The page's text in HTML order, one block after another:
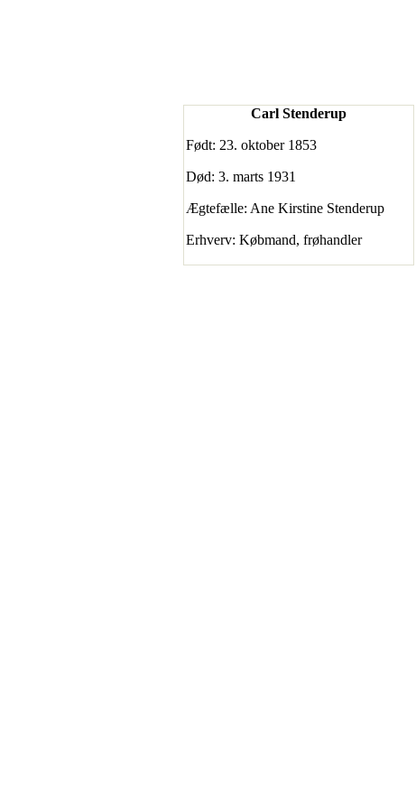
Carl Stenderup
Født: 23. oktober 1853
Død: 3. marts 1931
Ægtefælle: Ane Kirstine Stenderup
Erhverv: Købmand, frøhandler